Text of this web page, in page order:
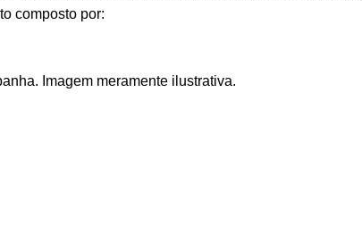
composto por:
Imagem meramente ilustrativa.